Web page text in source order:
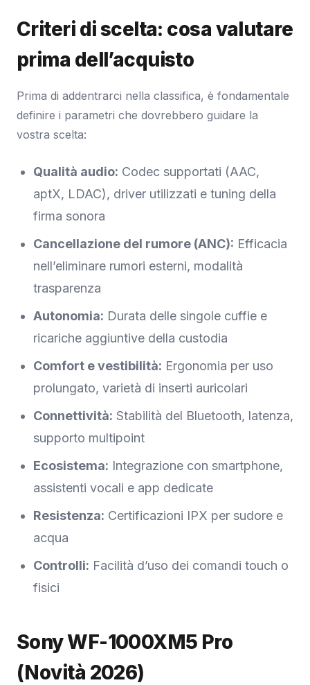
Criteri di scelta: cosa valutare
prima dell’acquisto
Prima di addentrarci nella classifica, è fondamentale
definire i parametri che dovrebbero guidare la
vostra scelta:
Qualità audio: Codec supportati (AAC,
aptX, LDAC), driver utilizzati e tuning della
firma sonora
Cancellazione del rumore (ANC): Efficacia
nell’eliminare rumori esterni, modalità
trasparenza
Autonomia: Durata delle singole cuffie e
ricariche aggiuntive della custodia
Comfort e vestibilità: Ergonomia per uso
prolungato, varietà di inserti auricolari
Connettività: Stabilità del Bluetooth, latenza,
supporto multipoint
Ecosistema: Integrazione con smartphone,
assistenti vocali e app dedicate
Resistenza: Certificazioni IPX per sudore e
acqua
Controlli: Facilità d’uso dei comandi touch o
fisici
Sony WF-1000XM5 Pro
(Novità 2026)